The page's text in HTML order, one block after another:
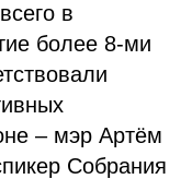
в
более 8-ми
– мэр Артём
Собрания